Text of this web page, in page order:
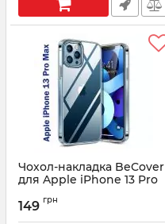
Чохол-накладка BeCover
для Apple iPhone 13 Pro
(706920)
Артикул: 706920
149 грн